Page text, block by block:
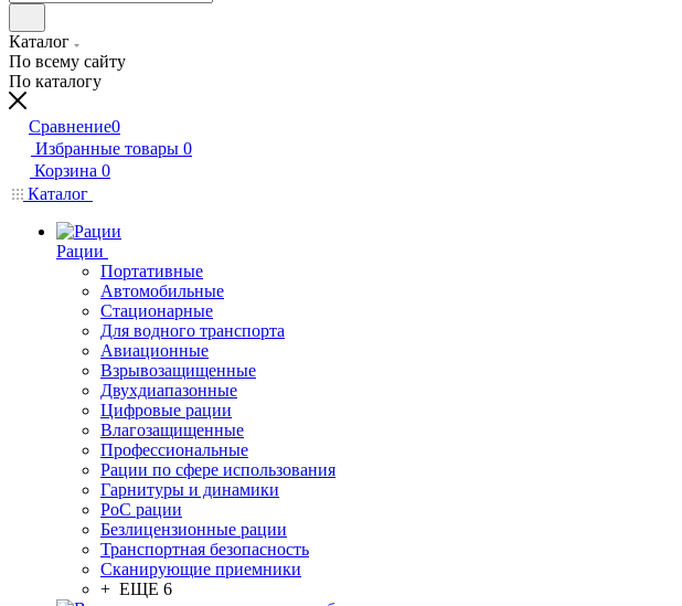
Каталог
По всему сайту
По каталогу
Сравнение0
Избранные товары 0
Корзина 0
Каталог
Рации
Портативные
Автомобильные
Стационарные
Для водного транспорта
Авиационные
Взрывозащищенные
Двухдиапазонные
Цифровые рации
Влагозащищенные
Профессиональные
Рации по сфере использования
Гарнитуры и динамики
PoC рации
Безлицензионные рации
Транспортная безопасность
Сканирующие приемники
+ ЕЩЕ 6